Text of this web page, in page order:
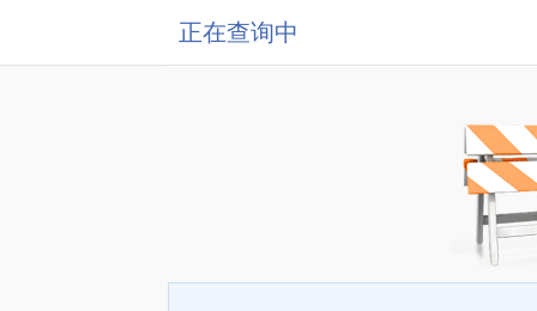
正在查询中